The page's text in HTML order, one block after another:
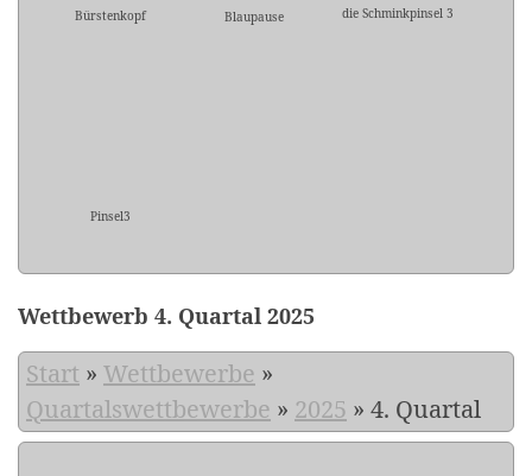
Bürstenkopf Blaupause die Schminkpinsel 3
Pinsel3
Wettbewerb 4. Quartal 2025
Start » Wettbewerbe »
Quartalswettbewerbe » 2025 » 4. Quartal